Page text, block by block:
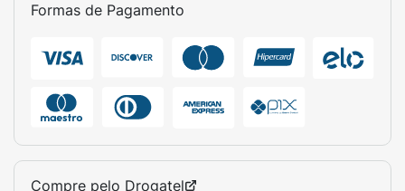
Formas de Pagamento
Compre pelo Drogatel